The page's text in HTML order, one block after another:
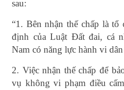
sau:
“1. Bên nhận thế chấp là
định của Luật Đất đai, cá
Nam có năng lực hành vi
2. Việc nhận thế chấp để
vụ không vi phạm điều